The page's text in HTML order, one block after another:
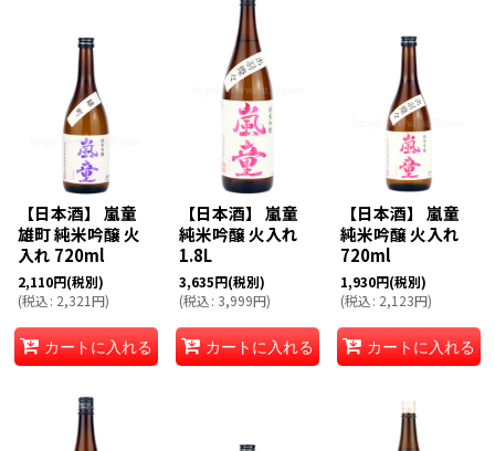
【日本酒】 嵐童
雄町 純米吟醸 火
入れ 720ml
2,110円(税別)
(税込: 2,321円)
カートに入れる
【日本酒】 嵐童
純米吟醸 火入れ
1.8L
3,635円(税別)
(税込: 3,999円)
カートに入れる
【日本酒】 嵐童
純米吟醸 火入れ
720ml
1,930円(税別)
(税込: 2,123円)
カートに入れる